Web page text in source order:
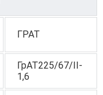
ГРАТ
ГрАТ225/67/II-
1,6